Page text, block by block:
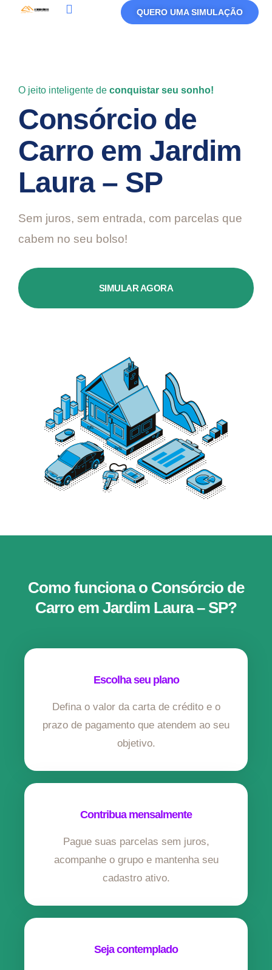
QUERO UMA SIMULAÇÃO
O jeito inteligente de conquistar seu sonho!
Consórcio de
Carro em Jardim
Laura – SP
Sem juros, sem entrada, com parcelas que
cabem no seu bolso!
SIMULAR AGORA
Como funciona o Consórcio de
Carro em Jardim Laura – SP?
Escolha seu plano
Defina o valor da carta de crédito e o
prazo de pagamento que atendem ao seu
objetivo.
Contribua mensalmente
Pague suas parcelas sem juros,
acompanhe o grupo e mantenha seu
cadastro ativo.
Seja contemplado